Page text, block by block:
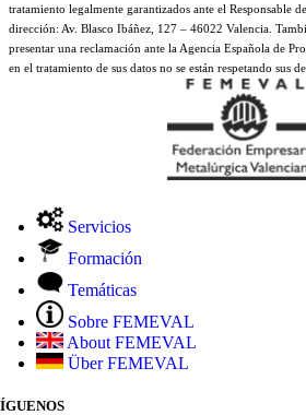
tratamiento legalmente garantizados ante el Responsable
dirección: Av. Blasco Ibáñez, 127 – 46022 Valencia.
presentar una reclamación ante la Agencia Española de
en el tratamiento de sus datos no se están respetando sus
Servicios
Formación
Temáticas
Sobre FEMEVAL
About FEMEVAL
Über FEMEVAL